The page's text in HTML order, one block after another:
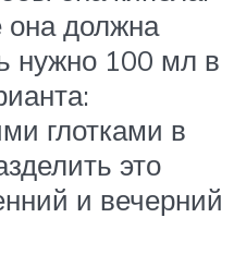
должна
нужно 100 мл в
глотками в
это
и вечерний